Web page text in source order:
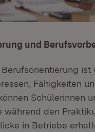
und
ist
Fähigkeiten
Schülerinnen
während den
in Betriebe